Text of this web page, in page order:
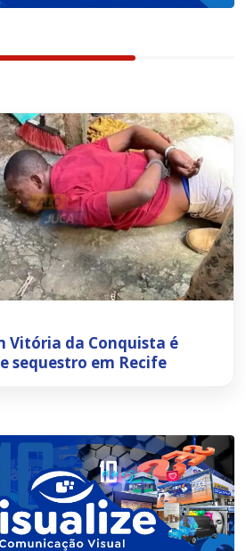
Vitória da Conquista é
sequestro em Recife